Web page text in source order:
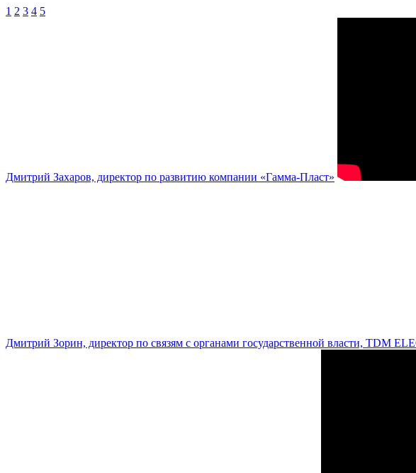
1 2 3 4 5
Дмитрий Захаров, директор по развитию компании «Гамма-Пласт»
Дмитрий Зорин, директор по связям с органами государственной власти, TDM